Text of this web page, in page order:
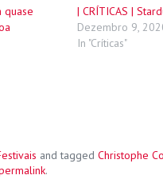
quase
| CRÍTICAS |
Dezembro 9,
In "Críticas"
and tagged Christophe
.